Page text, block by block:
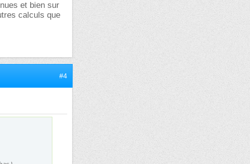
et bien sur
calculs que
#4